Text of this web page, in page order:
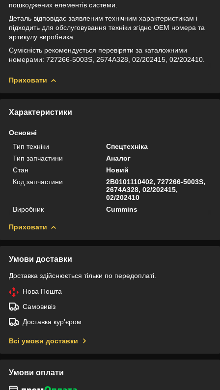
пошкоджених елементів системи.
Деталь відповідає заявленим технічним характеристикам і
підходить для обслуговування техніки згідно OEM номера та
артикулу виробника.
Сумісність рекомендується перевіряти за каталожними
номерами: 727266-5003S, 2674A328, 02/202415, 02/202410.
Приховати
Характеристики
Основні
Тип техніки
Спецтехніка
Тип запчастини
Аналог
Стан
Новий
Код запчастини
2B0101110402, 727266-5003S,
2674A328, 02/202415,
02/202410
Виробник
Cummins
Приховати
Умови доставки
Доставка здійснюється тільки по передоплаті.
Нова Пошта
Самовивіз
Доставка кур'єром
Всі умови доставки
Умови оплати